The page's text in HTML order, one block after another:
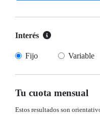
Interés
Fijo Variable
Tu cuota mensual
Estos resultados son